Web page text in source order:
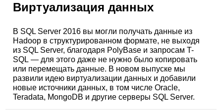
Виртуализация данных
В SQL Server 2016 вы могли получать данные из
Hadoop в структурированном формате, не выходя
из SQL Server, благодаря PolyBase и запросам T-
SQL — для этого даже не нужно было копировать
или перемещать данные. В новом выпуске мы
развили идею виртуализации данных и добавили
новые источники данных, в том числе Oracle,
Teradata, MongoDB и другие серверы SQL Server.